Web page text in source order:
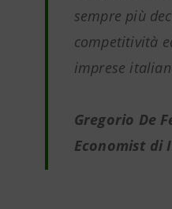
sempre più
competitività
imprese
Gregorio De
Economist di